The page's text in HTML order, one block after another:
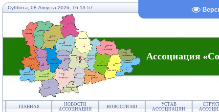
Суббота, 08 Августа 2026, 16:13:57
Ассоциация
ГЛАВНАЯ
НОВОСТИ
АССОЦИАЦИИ
НОВОСТИ МО
УСТАВ
АССОЦИАЦИИ